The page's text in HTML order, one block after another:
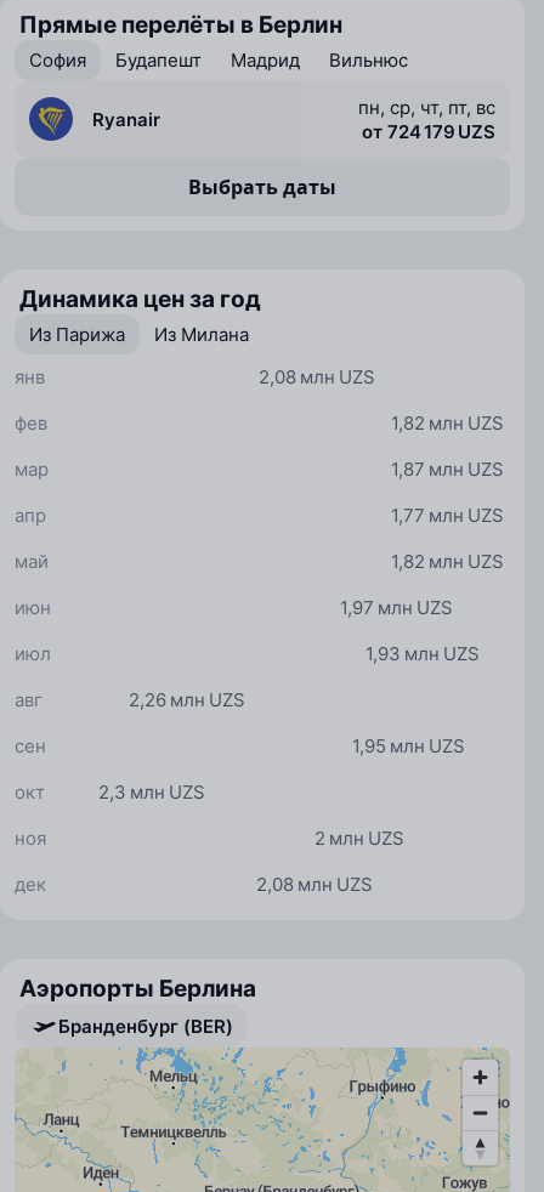
Прямые перелёты в Берлин
София Будапешт Мадрид Вильнюс
Ryanair
пн, ср, чт, пт, вс
от 724 179 UZS
Выбрать даты
Динамика цен за год
Из Парижа
Из Милана
2,08 млн UZS
янв
1,82 млн UZS
фев
1,87 млн UZS
мар
1,77 млн UZS
апр
1,82 млн UZS
май
1,97 млн UZS
июн
1,93 млн UZS
июл
2,26 млн UZS
авг
1,95 млн UZS
сен
2,3 млн UZS
окт
2 млн UZS
ноя
2,08 млн UZS
дек
Аэропорты Берлина
Бранденбург (BER)